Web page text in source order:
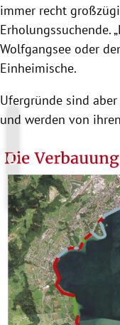
immer recht
Erholungssuchende.
Wolfgangsee oder
Einheimische.
Ufergründe sind
und werden von
Copyright-